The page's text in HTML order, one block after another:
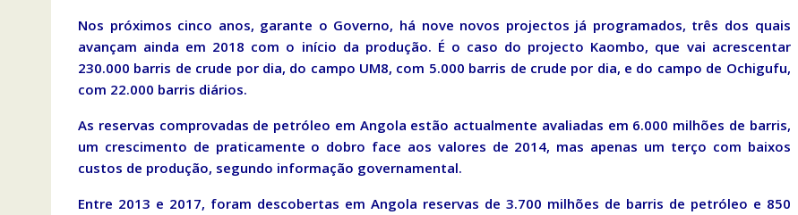
Nos próximos cinco anos, garante o Governo, há nove novos projectos já programados, três dos quais
avançam ainda em 2018 com o início da produção. É o caso do projecto Kaombo, que vai acrescentar
230.000 barris de crude por dia, do campo UM8, com 5.000 barris de crude por dia, e do campo de Ochigufu,
com 22.000 barris diários.
As reservas comprovadas de petróleo em Angola estão actualmente avaliadas em 6.000 milhões de barris,
um crescimento de praticamente o dobro face aos valores de 2014, mas apenas um terço com baixos
custos de produção, segundo informação governamental.
Entre 2013 e 2017, foram descobertas em Angola reservas de 3.700 milhões de barris de petróleo e 850